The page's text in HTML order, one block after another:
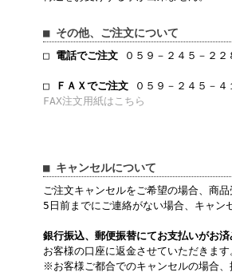
■ その他、ご注文について
□ 電話でご注文 ０５９－２４５－２
□ ＦＡＸでご注文 ０５９－２４５－
FAX注文用紙はこちら
■ キャンセルについて
ご注文キャンセルをご希望の場合、商
5日前までにご連絡がない場合、キャン
銀行振込、郵便振替にてお支払いがお
お客様の口座に返金させていただきます
※お客様ご都合でのキャンセルの場合